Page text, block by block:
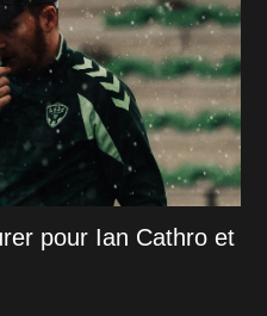
pour Ian Cathro et